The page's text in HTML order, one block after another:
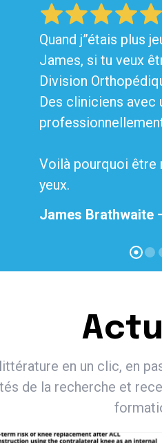
James Brathwaite
Quand j”étais plus
James, si tu veux
Division
Des cliniciens avec
Voilà pourquoi être
yeux.
en un clic, en
de la recherche et